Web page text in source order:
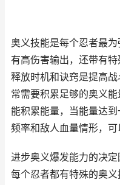
奥义技能是每个忍者最
有高伤害输出，还带有
释放时机和诀窍是提高
常需要积累足够的奥义
能积累能量，当能量达
频率和敌人血量情形，可
进步奥义爆发能力的决定
每个忍者都有特殊的奥